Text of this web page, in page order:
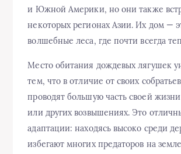
и Южной Америки, но они также
некоторых регионах Азии. Их дом —
волшебные леса, где почти всегда
Место обитания дождевых лягушек
тем, что в отличие от своих
проводят большую часть своей
или других возвышениях. Это
адаптации: находясь высоко среди
избегают многих предаторов на